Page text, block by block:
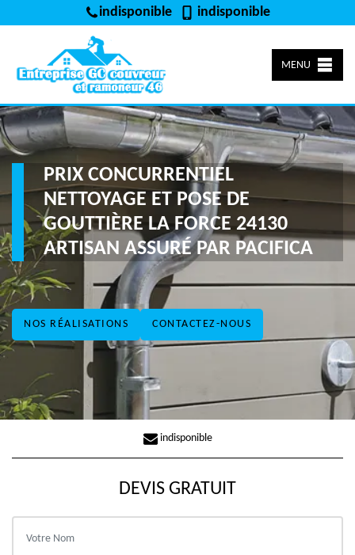
indisponible indisponible
MENU
NOS RÉALISATIONS CONTACTEZ-NOUS
PRIX CONCURRENTIEL
NETTOYAGE ET POSE DE
GOUTTIÈRE LA FORCE 24130
ARTISAN ASSURÉ PAR PACIFICA
indisponible
DEVIS GRATUIT